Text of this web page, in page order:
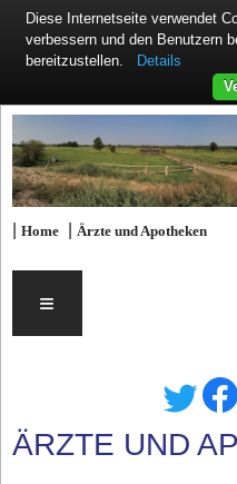
|Home |Ärzte und Apotheken
≡
ÄRZTE UND
Diese Internetseite verwendet
verbessern und den Benutzern
bereitzustellen.
Details